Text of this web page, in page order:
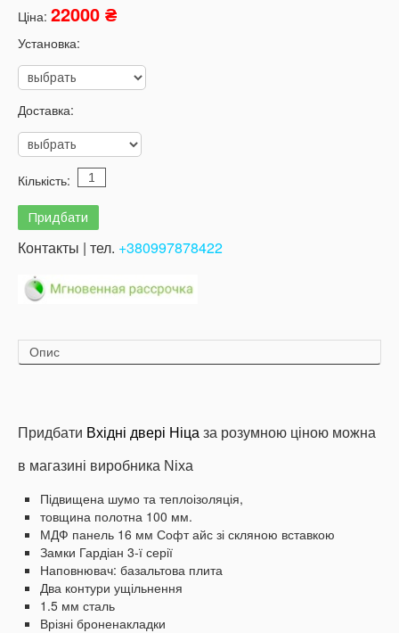
Ціна: 22000 ₴
Установка:
Доставка:
Кількість:
Контакты | тел. +380997878422
Опис
Придбати Вхідні двері Ніца за розумною ціною можна
в магазині виробника Nixa
Підвищена шумо та теплоізоляція,
товщина полотна 100 мм.
МДФ панель 16 мм Софт айс зі скляною вставкою
Замки Гардіан 3-ї серії
Наповнювач: базальтова плита
Два контури ущільнення
1.5 мм сталь
Врізні броненакладки